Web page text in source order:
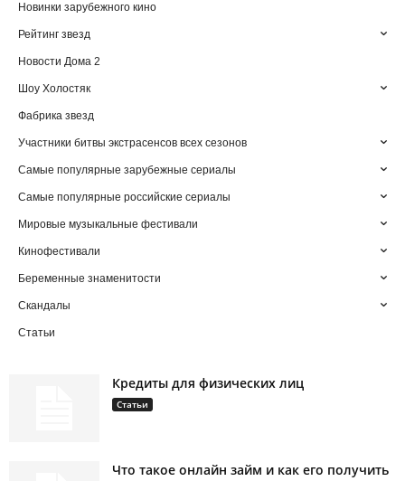
Новинки зарубежного кино
Рейтинг звезд
Новости Дома 2
Шоу Холостяк
Фабрика звезд
Участники битвы экстрасенсов всех сезонов
Самые популярные зарубежные сериалы
Самые популярные российские сериалы
Мировые музыкальные фестивали
Кинофестивали
Беременные знаменитости
Скандалы
Статьи
Кредиты для физических лиц
Статьи
Что такое онлайн займ и как его получить